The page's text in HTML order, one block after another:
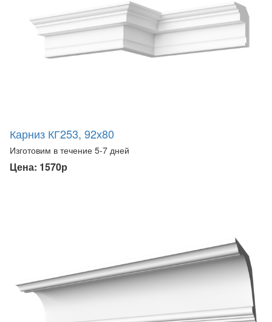
Карниз КГ253, 92х80
Изготовим в течение 5-7 дней
Цена: 1570р